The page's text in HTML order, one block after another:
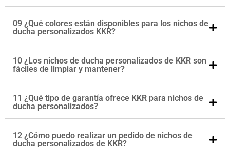
09 ¿Qué colores están disponibles para los nichos de
ducha personalizados KKR?
10 ¿Los nichos de ducha personalizados de KKR son
fáciles de limpiar y mantener?
11 ¿Qué tipo de garantía ofrece KKR para nichos de
ducha personalizados?
12 ¿Cómo puedo realizar un pedido de nichos de
ducha personalizados de KKR?